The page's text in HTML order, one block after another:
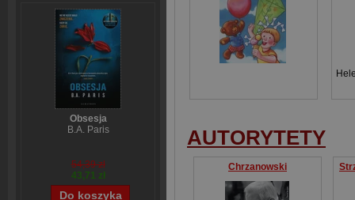
Obsesja
B.A. Paris
54,39 zł
43,71 zł
AUTORYTETY
Chrzanowski